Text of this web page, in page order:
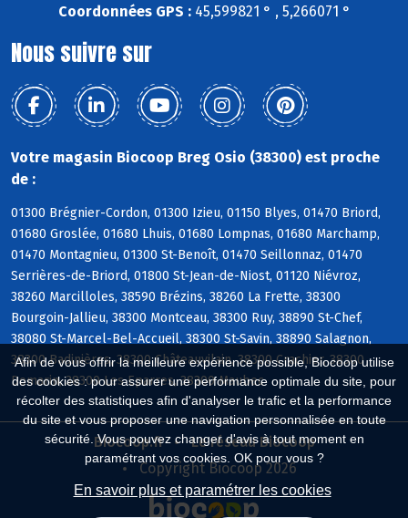
Afin de vous offrir la meilleure expérience possible, Biocoop utilise
des cookies : pour assurer une performance optimale du site, pour
récolter des statistiques afin d'analyser le trafic et la performance
du site et vous proposer une navigation personnalisée en toute
sécurité. Vous pouvez changer d'avis à tout moment en
paramétrant vos cookies. OK pour vous ?
En savoir plus et paramétrer les cookies
Coordonnées GPS :45,599821 ° , 5,266071 °
Nous suivre sur
Votre magasin Biocoop Breg Osio (38300) est proche
de :
01300 Brégnier-Cordon, 01300 Izieu, 01150 Blyes, 01470 Briord,
01680 Groslée, 01680 Lhuis, 01680 Lompnas, 01680 Marchamp,
01470 Montagnieu, 01300 St-Benoît, 01470 Seillonnaz, 01470
Serrières-de-Briord, 01800 St-Jean-de-Niost, 01120 Niévroz,
38260 Marcilloles, 38590 Brézins, 38260 La Frette, 38300
Bourgoin-Jallieu, 38300 Montceau, 38300 Ruy, 38890 St-Chef,
38080 St-Marcel-Bel-Accueil, 38300 St-Savin, 38890 Salagnon,
38300 Badinières, 38300 Châteauvilain, 38300 Crachier, 38300
Domarin, 38300 Les Eparres, 38300 Maubec
Biocoop.fr
Le réseau Biocoop
Copyright Biocoop 2026